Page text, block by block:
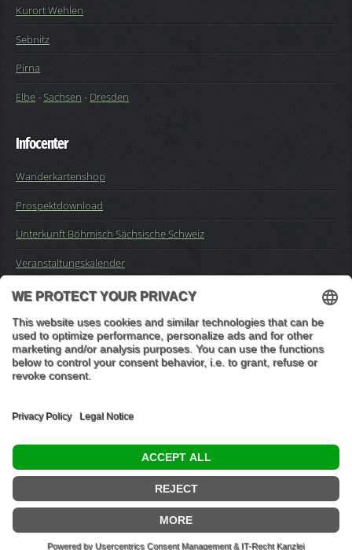
Kurort Wehlen
Sebnitz
Pirna
Elbe-Sachsen - Dresden
Infocenter
Wanderkartenshop
Prospektdownload
Unterkunft Böhmisch Sächsische Schweiz
Veranstaltungskalender
Impressum
Buchungsanfrage
"In den Wäldern sind Dinge, über die nachzudenken man jahrelang
im Moos liegen könnte." (Franz Kafka)
Datenschutzeinstellungen